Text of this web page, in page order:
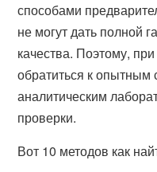
способами
не могут дать полной
качества. Поэтому,
обратиться к опытным
аналитическим
проверки.
Вот 10 методов как